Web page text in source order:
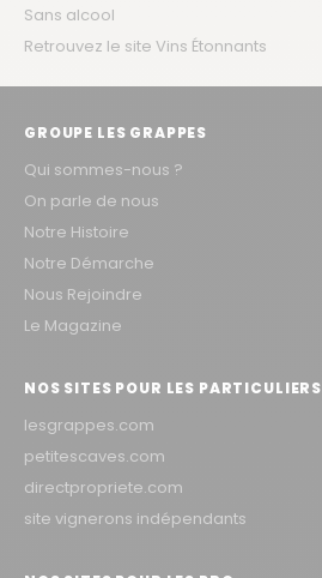
Sans alcool
Retrouvez le site Vins Étonnants
GROUPE LES GRAPPES
Qui sommes-nous ?
On parle de nous
Notre Histoire
Notre Démarche
Nous Rejoindre
Le Magazine
NOS SITES POUR LES PARTICULIERS
lesgrappes.com
petitescaves.com
directpropriete.com
site vignerons indépendants